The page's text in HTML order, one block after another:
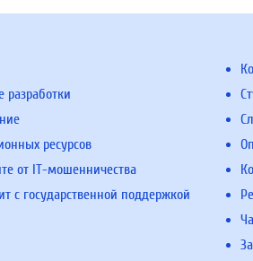
ресурсов
от IT-мошенничества
с государственной поддержкой